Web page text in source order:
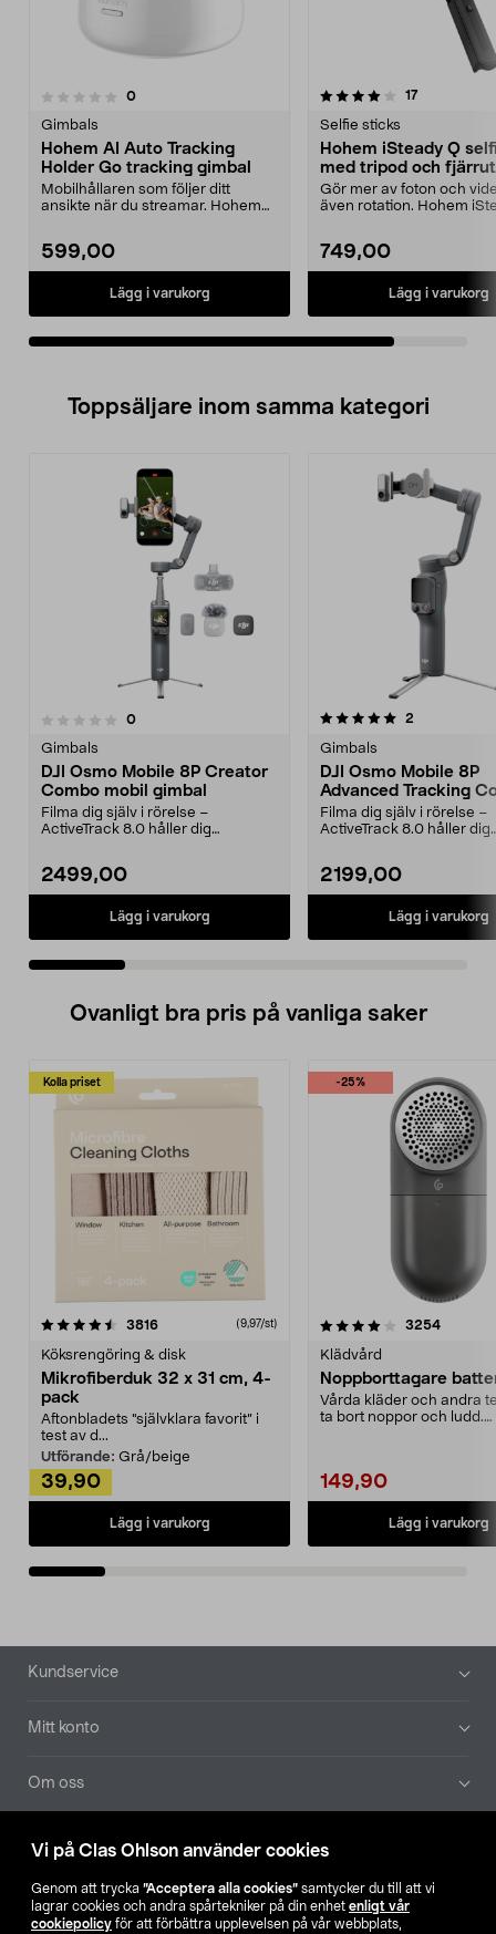
Vi på Clas Ohlson använder cookies
Genom att trycka ”Acceptera alla cookies” samtycker du till att vi
lagrar cookies och andra spårtekniker på din enhet enligt vår
cookiepolicy för att förbättra upplevelsen på vår webbplats,
0recensioner
Gimbals
Hohem AI Auto Tracking
Holder Go tracking gimbal
Mobilhållaren som följer ditt
ansikte när du streamar. Hohem
599,00
Lägg i varukorg
4.0av 5 stjärnor 17recensioner
Selfie sticks
Hohem iSteady Q
med tripod och
Gör mer av foton och
även rotation. Hohem
749,00
Lägg i varukorg
Toppsäljare inom samma kategori
0recensioner
Gimbals
DJI Osmo Mobile 8P Creator
Combo mobil gimbal
Filma dig själv i rörelse –
ActiveTrack 8.0 håller dig
2499,00
Lägg i varukorg
5.0 av 5 stjärnor 2
Gimbals
DJI Osmo Mobile 8P
Advanced Tracking
Kit
Filma dig själv i rörelse –
ActiveTrack 8.0 håller dig
2199,00
Lägg i varukorg
0.0 av 5 stjärnor
Ovanligt bra pris på vanliga saker
Kolla priset
3816recensioner (9,97/st)
Köksrengöring & disk
Mikrofiberduk 32 x 31 cm, 4-
pack
Aftonbladets "självklara favorit” i
test av d...
Utförande: Grå/beige
39,90
Lägg i varukorg
-25%
4.0av 5 stjärnor 3254
Klädvård
Noppborttagare
Vårda kläder och andra
ta bort noppor och ludd.
149,90
Lägg i varukorg
4.5av 5 stjärnor
Sidfot
Kundservice
Mitt konto
Om oss
Aktuellt
Våra bolag